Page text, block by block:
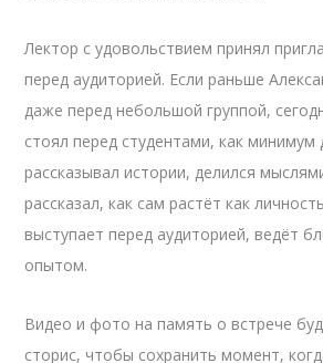
Лектор с удовольствием принял
перед аудиторией. Если раньше
даже перед небольшой группой,
стоял перед студентами, как минимум
рассказывал истории, делился
рассказал, как сам растёт как
выступает перед аудиторией, ведёт
опытом.
Видео и фото на память о встрече
сторис, чтобы сохранить момент,